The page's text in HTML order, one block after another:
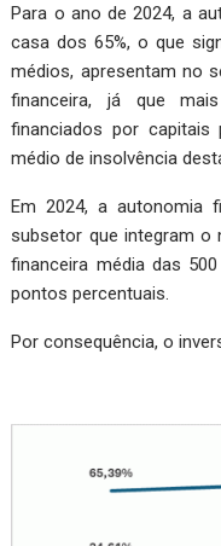
Para o ano de 2024, a
casa dos 65%, o que
médios, apresentam no
financeira, já que
financiados por
médio de insolvência
Em 2024, a autonomia
subsetor que integram o
financeira média das
pontos percentuais.
Por consequência, o